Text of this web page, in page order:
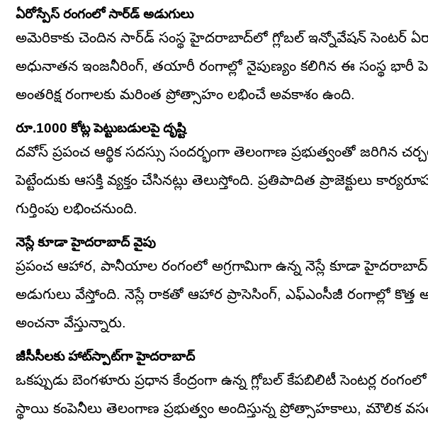
ఏరోస్పేస్ రంగంలో సార్‌డ్ అడుగులు
అమెరికాకు చెందిన సార్‌డ్ సంస్థ హైదరాబాద్‌లో గ్లోబల్ ఇన్నోవేషన్ సెంటర్
అధునాతన ఇంజనీరింగ్, తయారీ రంగాల్లో నైపుణ్యం కలిగిన ఈ సంస్థ భారీ
అంతరిక్ష రంగాలకు మరింత ప్రోత్సాహం లభించే అవకాశం ఉంది.
రూ.1000 కోట్ల పెట్టుబడులపై దృష్టి
దవోస్ ప్రపంచ ఆర్థిక సదస్సు సందర్భంగా తెలంగాణ ప్రభుత్వంతో జరిగిన
పెట్టేందుకు ఆసక్తి వ్యక్తం చేసినట్లు తెలుస్తోంది. ప్రతిపాదిత
గుర్తింపు లభించనుంది.
నెస్లే కూడా హైదరాబాద్ వైపు
ప్రపంచ ఆహార, పానీయాల రంగంలో అగ్రగామిగా ఉన్న నెస్లే కూడా
అడుగులు వేస్తోంది. నెస్లే రాకతో ఆహార ప్రాసెసింగ్, ఎఫ్‌ఎంసీజీ రంగాల్లో
అంచనా వేస్తున్నారు.
జీసీసీలకు హాట్‌స్పాట్‌గా హైదరాబాద్
ఒకప్పుడు బెంగళూరు ప్రధాన కేంద్రంగా ఉన్న గ్లోబల్ కేపబిలిటీ సెంటర్ల
స్థాయి కంపెనీలు తెలంగాణ ప్రభుత్వం అందిస్తున్న ప్రోత్సాహకాలు, మౌలిక